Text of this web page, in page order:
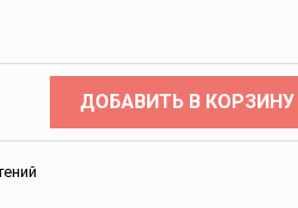
ДОБАВИТЬ В КОРЗИНУ